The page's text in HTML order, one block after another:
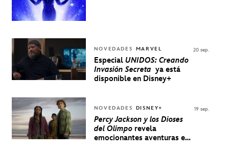
NOVEDADES MARVEL
Especial UNIDOS: Creando
Invasión Secreta ya está
disponible en Disney+
20 sep.
NOVEDADES DISNEY+
Percy Jackson y los Dioses
del Olimporevela
emocionantes aventuras en
19 sep.